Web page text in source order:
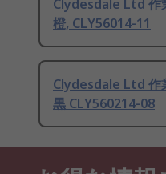
Clydesdale Ltd 作
橙, CLY56014-11
Clydesdale Ltd 作
黒 CLY560214-08